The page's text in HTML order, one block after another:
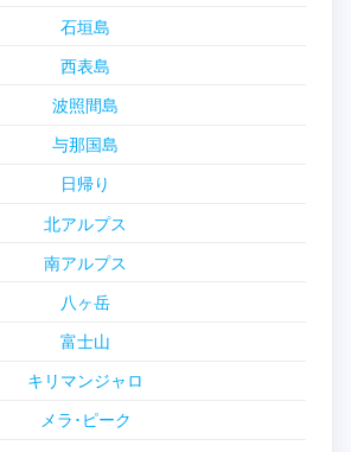
石垣島
西表島
波照間島
与那国島
日帰り
北アルプス
南アルプス
八ヶ岳
富士山
キリマンジャロ
メラ･ピーク